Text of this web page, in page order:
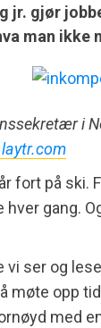
jr. gjør
man
i
laytr.com
fort på ski.
hver gang.
vi ser og
møte opp
med